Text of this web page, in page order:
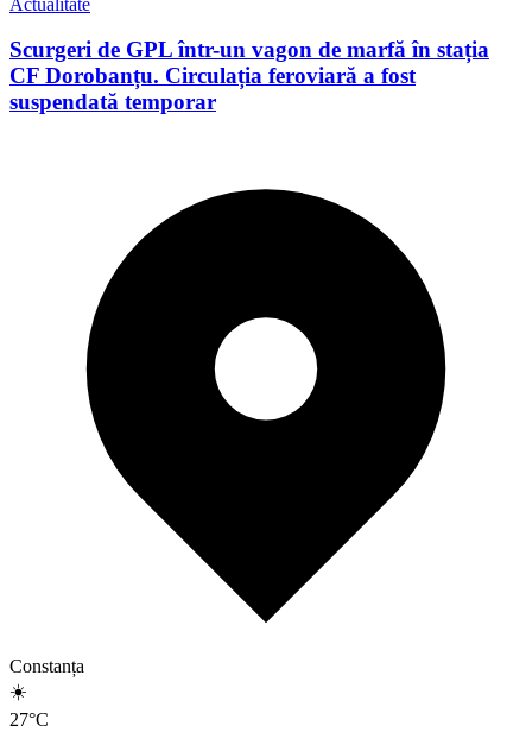
Scurgeri de GPL într-un vagon de marfă în stația
CF Dorobanțu. Circulația feroviară a fost
suspendată temporar
Constanța
☀️
27°C